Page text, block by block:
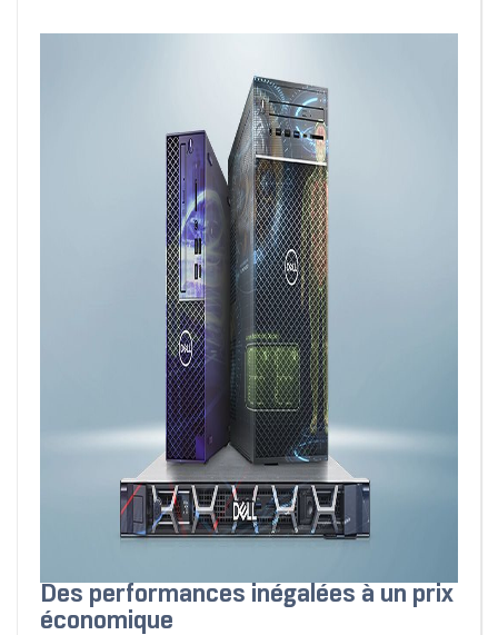
Des performances inégalées à un prix
économique